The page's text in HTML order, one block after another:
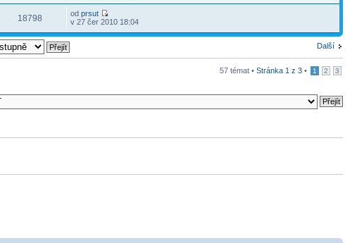
18798 odprsut
v 27 čer 2010 18:04
Další
57 témat • Stránka 1 z 3 • 1 2 3